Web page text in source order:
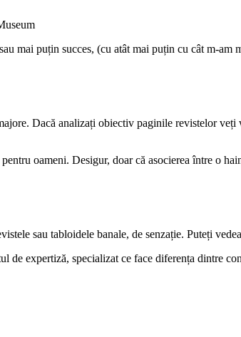
mai puțin succes, (cu atât mai puțin cu cât m-
Dacă analizați obiectiv paginile revistelor veți
oameni. Desigur, doar că asocierea între o
sau tabloidele banale, de senzație. Puteți
de expertiză, specializat ce face diferența dintre